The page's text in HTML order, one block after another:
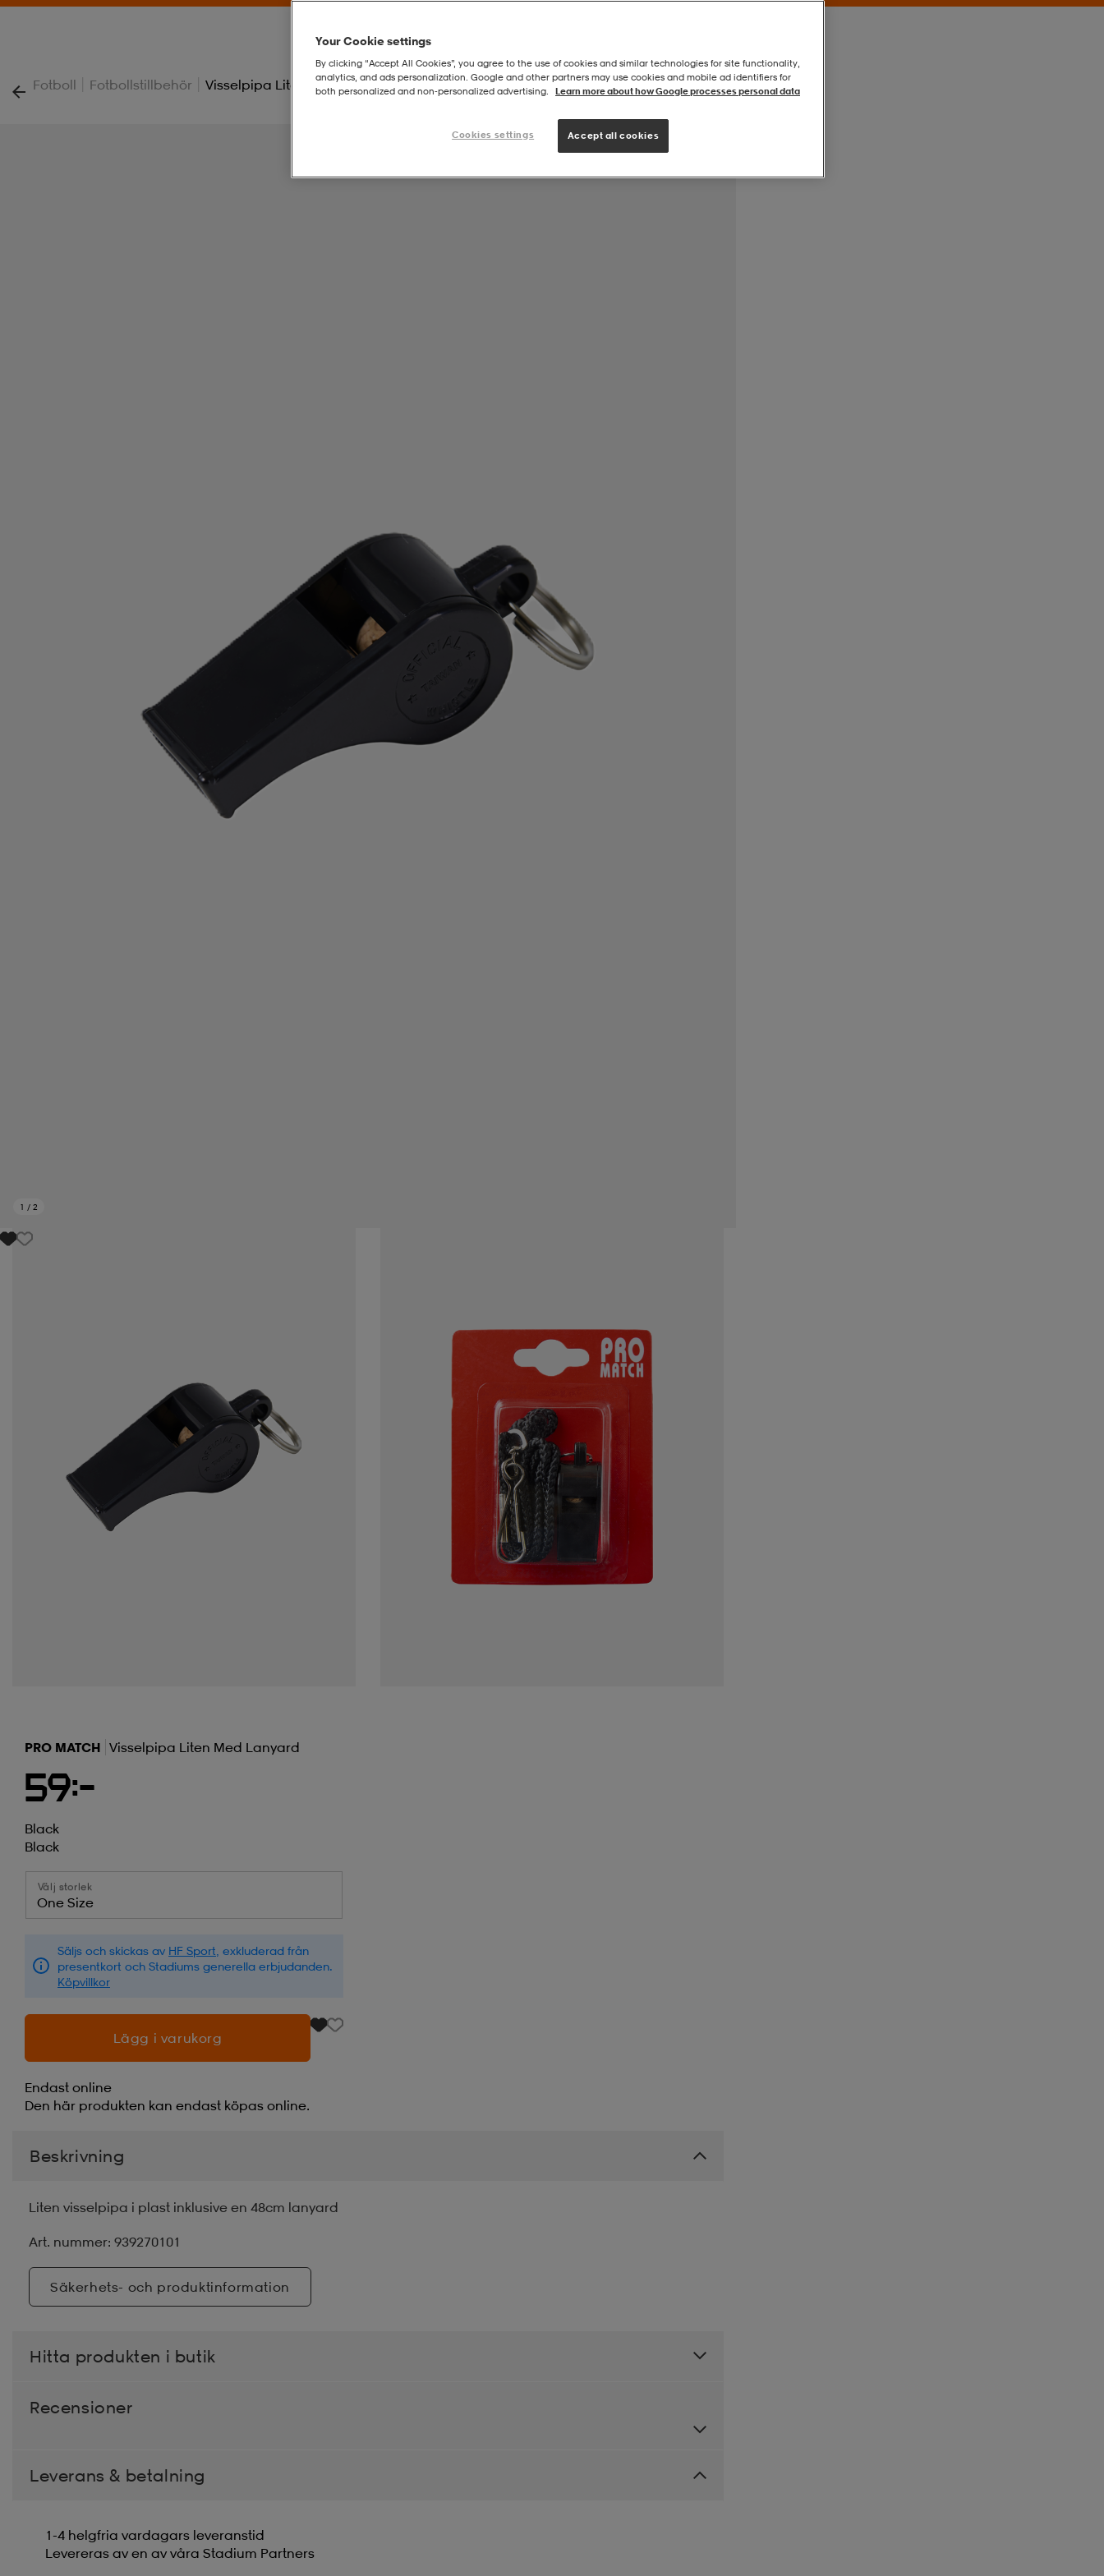
Fotboll | Fotbollstillbehör | Visselpipa Liten Med Lanyard
1 / 2
PRO MATCH Visselpipa Liten Med Lanyard
59:-
Black
Black
Välj storlek
One Size
Säljs och skickas av HF Sport , exkluderad från
presentkort och Stadiums generella erbjudanden.
Köpvillkor
Lägg i varukorg
Endast online
Den här produkten kan endast köpas online.
Beskrivning
Liten visselpipa i plast inklusive en 48cm lanyard
Art. nummer: 939270101
Säkerhets- och produktinformation
Hitta produkten i butik
Recensioner
Leverans & betalning
1-4 helgfria vardagars leveranstid
Levereras av en av våra Stadium Partners
Your Cookie settings
By clicking “Accept All Cookies”, you agree to the use of cookies and similar technologies for site functionality,
analytics, and ads personalization. Google and other partners may use cookies and mobile ad identifiers for
both personalized and non‑personalized advertising.
Learn more about how Google processes personal data
Cookies settings Accept all cookies